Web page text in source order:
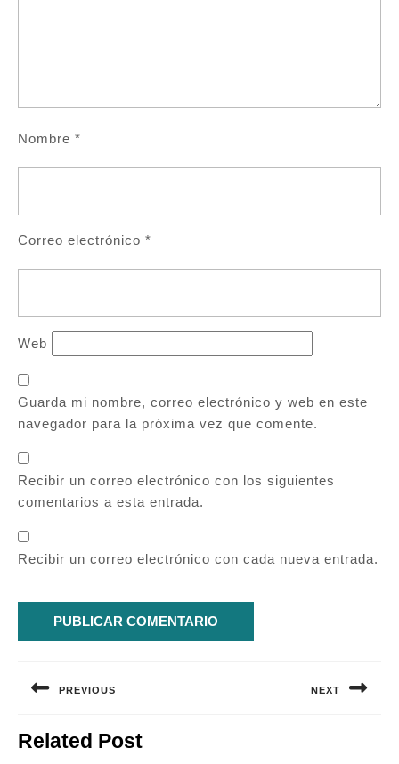
Nombre *
Correo electrónico *
Web
Guarda mi nombre, correo electrónico y web en este
navegador para la próxima vez que comente.
Recibir un correo electrónico con los siguientes
comentarios a esta entrada.
Recibir un correo electrónico con cada nueva entrada.
de
PREVIOUS
anterior:
NEXT
Related Post